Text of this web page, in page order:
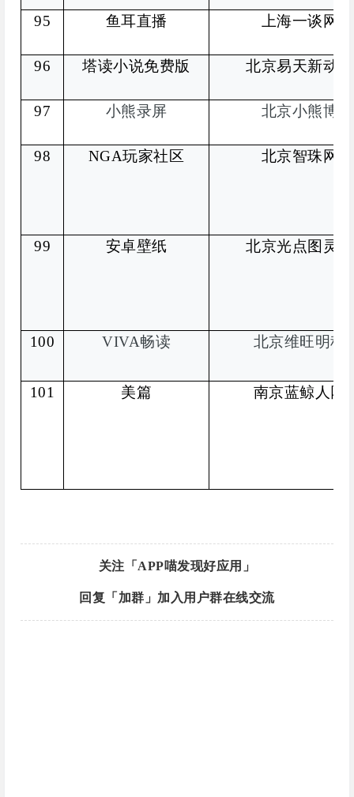
95 鱼耳直播 上海一谈网
96 塔读小说免费版 北京易天新动
97 小熊录屏 北京小熊博
98 NGA玩家社区 北京智珠网
99 安卓壁纸 北京光点图灵
100 VIVA畅读 北京维旺明科
101 美篇 南京蓝鲸人网
关注「APP喵发现好应用」
回复「加群」加入用户群在线交流